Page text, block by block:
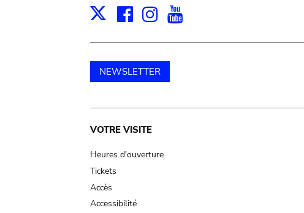
X Facebook
Instagram
NEWSLETTER
Main
navigation
VOTRE VISITE
Heures d'ouverture
Tickets
Accès
Accessibilité